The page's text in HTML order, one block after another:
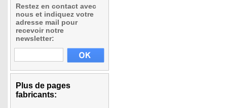
Restez en contact avec
nous et indiquez votre
adresse mail pour
recevoir notre
newsletter:
Plus de pages
fabricants: